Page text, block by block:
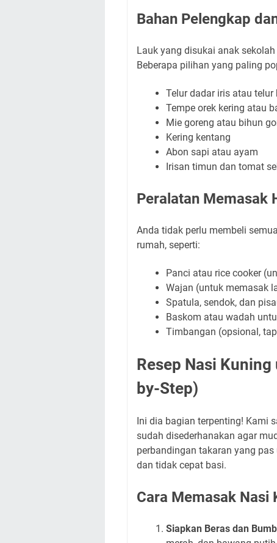
Bahan Pelengkap
Lauk yang disukai anak
Beberapa pilihan yang paling
Telur dadar iris atau
Tempe orek kering atau
Mie goreng atau bihun
Kering kentang
Abon sapi atau ayam
Irisan timun dan tomat
Peralatan Memasak
Anda tidak perlu membeli
rumah, seperti:
Panci atau rice cooker
Wajan (untuk memasak
Spatula, sendok, dan
Baskom atau wadah
Timbangan (opsional,
Resep Nasi
by-Step)
Ini dia bagian terpenting! Kami
sudah disederhanakan agar
perbandingan takaran yang
dan tidak cepat basi.
Cara Memasak Nasi
Siapkan Beras dan